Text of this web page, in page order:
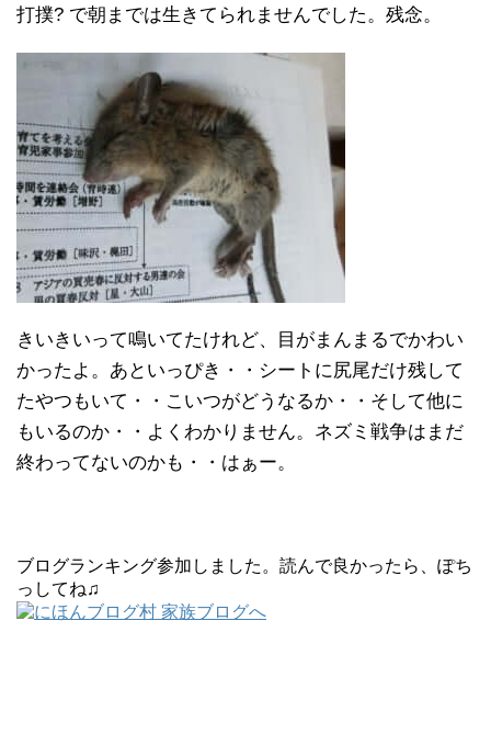
打撲? で朝までは生きてられませんでした。残念。
きいきいって鳴いてたけれど、目がまんまるでかわい
かったよ。あといっぴき・・シートに尻尾だけ残して
たやつもいて・・こいつがどうなるか・・そして他に
もいるのか・・よくわかりません。ネズミ戦争はまだ
終わってないのかも・・はぁー。
ブログランキング参加しました。読んで良かったら、ぽち
っしてね♫